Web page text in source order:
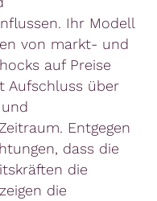
Ihr Modell
von markt- und
auf Preise
Aufschluss über
Entgegen
dass die
die
die